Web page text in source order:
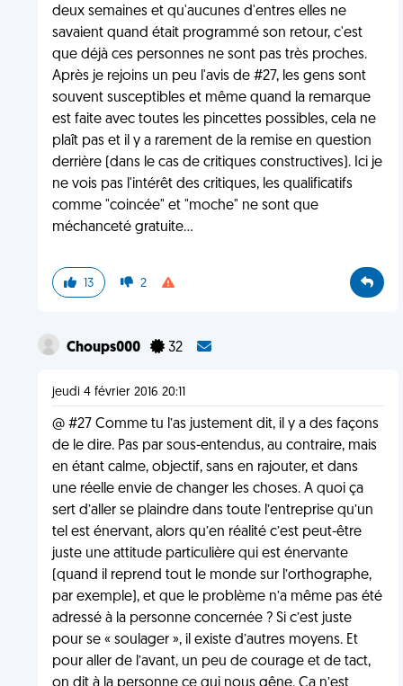
deux semaines et qu'aucunes d'entres elles ne
savaient quand était programmé son retour, c'est
que déjà ces personnes ne sont pas très proches.
Après je rejoins un peu l'avis de #27, les gens sont
souvent susceptibles et même quand la remarque
est faite avec toutes les pincettes possibles, cela ne
plaît pas et il y a rarement de la remise en question
derrière (dans le cas de critiques constructives). Ici je
ne vois pas l'intérêt des critiques, les qualificatifs
comme "coincée" et "moche" ne sont que
méchanceté gratuite...
13 2
Choups000 32
jeudi 4 février 2016 20:11
@ #27 Comme tu l’as justement dit, il y a des façons
de le dire. Pas par sous-entendus, au contraire, mais
en étant calme, objectif, sans en rajouter, et dans
une réelle envie de changer les choses. A quoi ça
sert d’aller se plaindre dans toute l’entreprise qu’un
tel est énervant, alors qu’en réalité c’est peut-être
juste une attitude particulière qui est énervante
(quand il reprend tout le monde sur l’orthographe,
par exemple), et que le problème n’a même pas été
adressé à la personne concernée ? Si c’est juste
pour se « soulager », il existe d’autres moyens. Et
pour aller de l’avant, un peu de courage et de tact,